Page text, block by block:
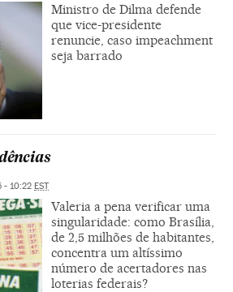
Ministro de Dilma defende
que vice-presidente
renuncie, caso impeachment
seja barrado
- 10:22 EST
Valeria a pena verificar uma
singularidade: como Brasília,
de 2,5 milhões de habitantes,
concentra um altíssimo
número de acertadores nas
loterias federais?